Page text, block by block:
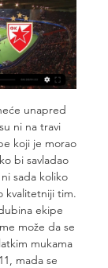
unapred
ni na travi
koji je morao
bi savladao
sada koliko
kvalitetniji tim.
ekipe
može da se
mukama
mada se